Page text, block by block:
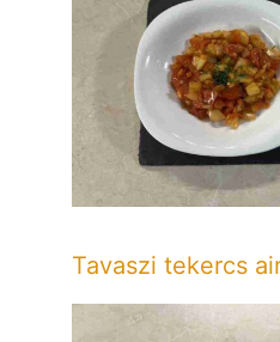
Tavaszi tekercs